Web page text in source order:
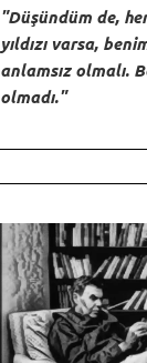
"Düşündüm de,
yıldızı varsa,
anlamsız olmalı.
olmadı."